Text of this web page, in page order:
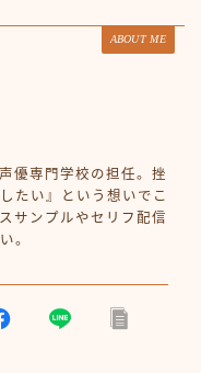
ABOUT ME
優専門学校の担任。挫
たい』という想いでこ
サンプルやセリフ配信
。